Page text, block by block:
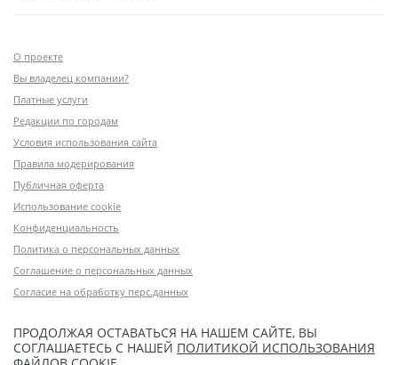
О проекте
Вы владелец компании?
Платные услуги
Редакции по городам
Условия использования сайта
Правила модерирования
Публичная оферта
Использование cookie
Конфиденциальность
Политика о персональных данных
Соглашение о персональных данных
Согласие на обработку перс.данных
ПРОДОЛЖАЯ ОСТАВАТЬСЯ НА НАШЕМ САЙТЕ, ВЫ
СОГЛАШАЕТЕСЬ С НАШЕЙ ПОЛИТИКОЙ ИСПОЛЬЗОВАНИЯ